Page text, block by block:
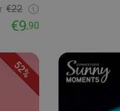
€22
€9,90
52%